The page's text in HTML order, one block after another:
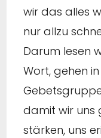
wir das alles
nur allzu
Darum lesen
Wort, gehen
damit wir uns
stärken, uns